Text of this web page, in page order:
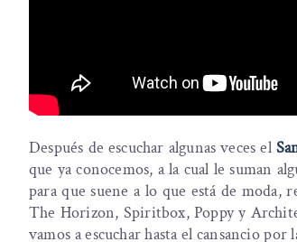
Después de escuchar algunas veces el
que ya conocemos, a la cual le suman
para que suene a lo que está de moda,
The Horizon, Spiritbox, Poppy y
vamos a escuchar hasta el cansancio